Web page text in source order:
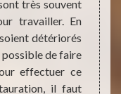
très souvent
travailler. En
détériorés
de faire
effectuer ce
il faut
Les
pour